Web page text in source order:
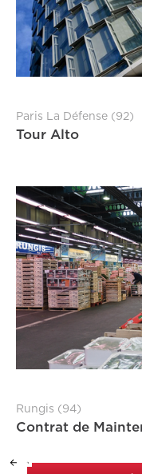
Paris La Défense (92)
Tour Alto
Rungis (94)
Contrat de